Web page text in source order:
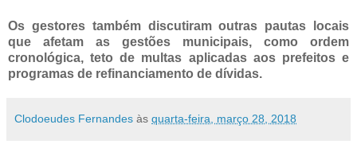
Os gestores também discutiram outras pautas locais
que afetam as gestões municipais, como ordem
cronológica, teto de multas aplicadas aos prefeitos e
programas de refinanciamento de dívidas.
Clodoeudes Fernandes às quarta-feira, março 28, 2018